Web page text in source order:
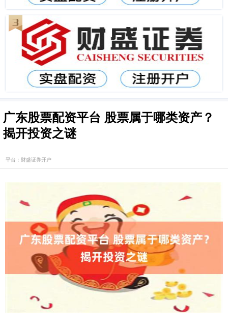
广东股票配资平台 股票属于哪类资产？
揭开投资之谜
平台：财盛证券开户